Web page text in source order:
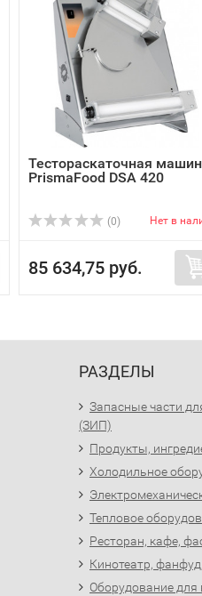
Тестораскаточная
PrismaFood DSA 420
(0) Нет в
85 634,75 руб.
РАЗДЕЛЫ
Запасные части
(ЗИП)
Продукты,
Холодильное
Тепловое
Ресторан, кафе,
Кинотеатр,
Оборудование для